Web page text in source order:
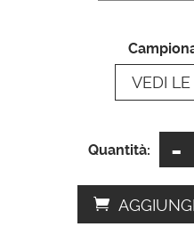
VEDI
Quantità: -